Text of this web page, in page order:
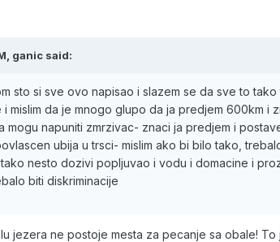
ganic said:
sto si sve ovo napisao i slazem se da sve to
mislim da je mnogo glupo da ja predjem 600km i
mogu napuniti zmrzivac- znaci ja predjem i
ubija u trsci- mislim ako bi bilo tako,
nesto dozivi popljuvao i vodu i domacine i
biti diskriminacije
jezera ne postoje mesta za pecanje sa obale!